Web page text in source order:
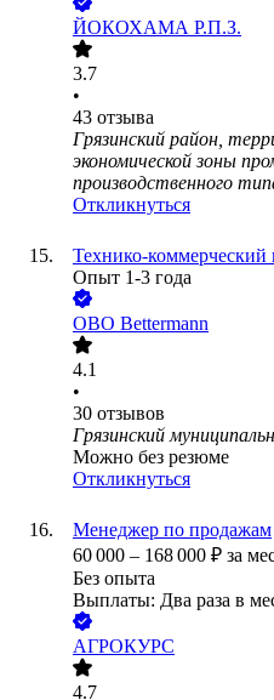
ЙОКОХАМА Р.П.З.
3.7
•
43 отзыва
Грязинский район,
экономической зоны
производственного
Откликнуться
Технико-коммерческий
Опыт 1-3 года
OBO Bettermann
4.1
•
30 отзывов
Грязинский
Можно без резюме
Откликнуться
Менеджер по продажам
60 000 – 168 000 ₽ за
Без опыта
Выплаты: Два раза в
АГРОКУРС
4.7